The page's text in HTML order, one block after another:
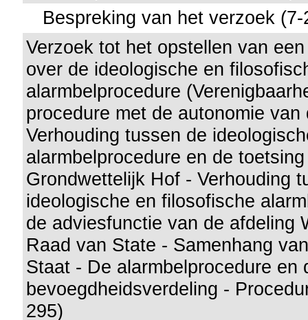
Bespreking van het verzoek
Verzoek tot het opstellen van
over de ideologische en
alarmbelprocedure
procedure met de autonomie
Verhouding tussen de
alarmbelprocedure en de
Grondwettelijk Hof - Verhouding
ideologische en filosofische
de adviesfunctie van de afdeling
Raad van State - Samenhang
Staat - De alarmbelprocedure en
bevoegdheidsverdeling -
295)